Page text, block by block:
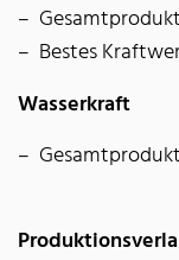
Bestes
Wasserkraft